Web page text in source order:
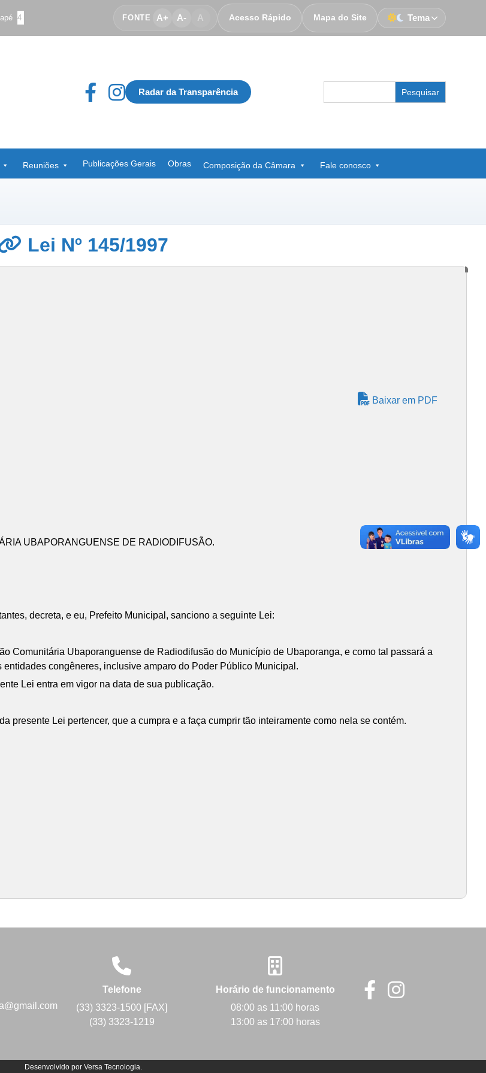
4 FONTE A+ A- A Acesso Rápido Mapa do Site Tema
Radar da Transparência
for:
Reuniões Publicações Gerais Obras Composição da Câmara Fale conosco
Lei Nº 145/1997
Baixar em PDF
UBAPORANGUENSE DE RADIODIFUSÃO.
decreta, e eu, Prefeito Municipal, sanciono a seguinte Lei:
Comunitária Ubaporanguense de Radiodifusão do Município de Ubaporanga, e como tal passará a
congêneres, inclusive amparo do Poder Público Municipal.
Lei entra em vigor na data de sua publicação.
presente Lei pertencer, que a cumpra e a faça cumprir tão inteiramente como nela se contém.
Telefone
(33) 3323-1500 [FAX]
(33) 3323-1219
Horário de funcionamento
08:00 as 11:00 horas
13:00 as 17:00 horas
Desenvolvido por Versa Tecnologia.